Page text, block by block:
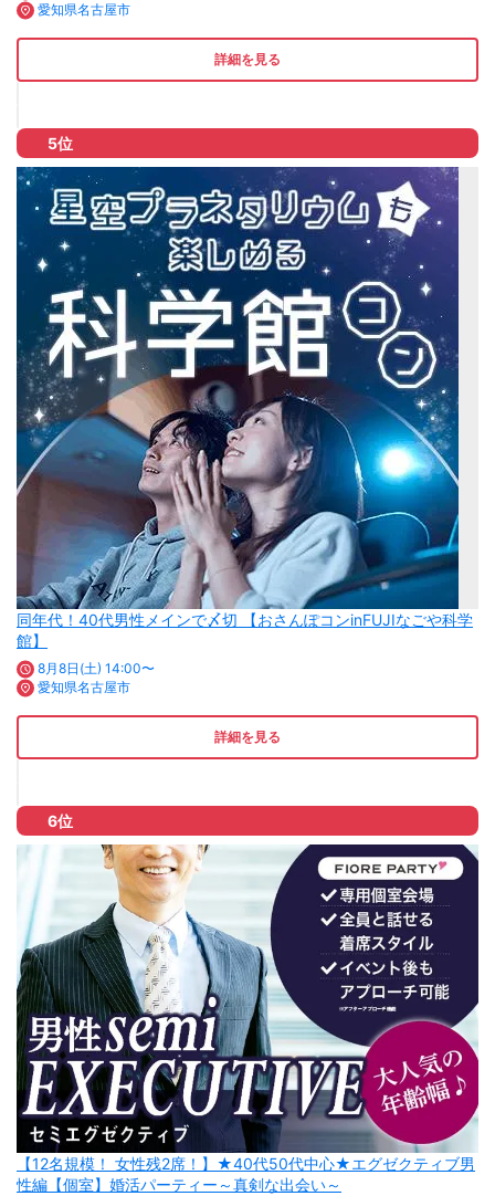
愛知県名古屋市
詳細を見る
5位
同年代！40代男性メインで〆切 【おさんぽコンinFUJIなごや科学
館】
8月8日(土) 14:00〜
愛知県名古屋市
詳細を見る
6位
【12名規模！ 女性残2席！】★40代50代中心★エグゼクティブ男
性編【個室】婚活パーティー～真剣な出会い～